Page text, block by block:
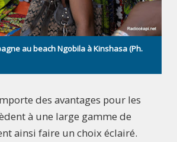
au beach Ngobila à Kinshasa (Ph.
des avantages pour les
à une large gamme de
ainsi faire un choix éclairé.